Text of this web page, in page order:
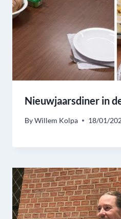
Nieuwjaarsdiner in
ByWillem Kolpa 18/01/